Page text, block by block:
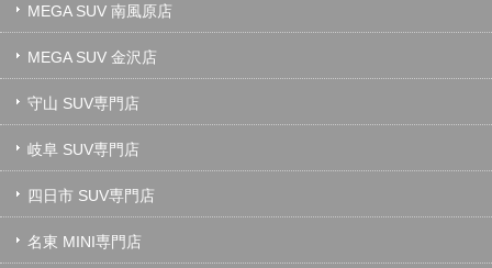
MEGA SUV 南風原店
MEGA SUV 金沢店
守山 SUV専門店
岐阜 SUV専門店
四日市 SUV専門店
名東 MINI専門店